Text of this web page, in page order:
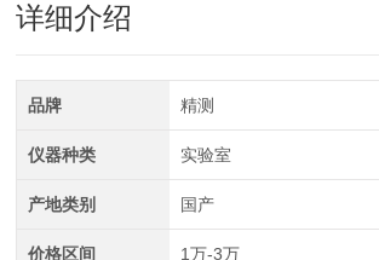
详细介绍
品牌 精测
仪器种类 实验室
产地类别 国产
价格区间 1万-3万